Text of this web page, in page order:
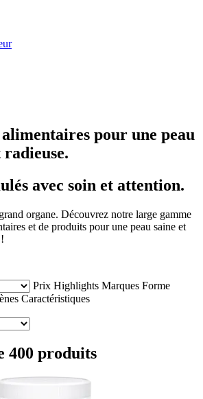
pour une peau
avec soin et attention.
organe. Découvrez notre large gamme
et de produits pour une peau saine et
Prix Highlights Marques Forme
Caractéristiques
400 produits